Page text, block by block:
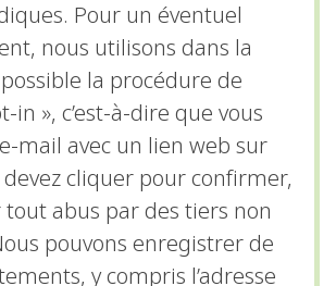
Pour un éventuel
nous utilisons dans la
la procédure de
in », c’est-à-dire que vous
mail avec un lien web sur
cliquer pour confirmer,
tout abus par des tiers non
pouvons enregistrer de
y compris l’adresse